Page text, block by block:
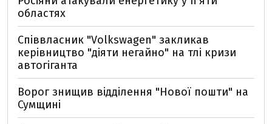
областях
Співвласник "Volkswagen" закликав
керівництво "діяти негайно" на тлі кризи
автогіганта
Ворог знищив відділення "Нової пошти" на
Сумщині